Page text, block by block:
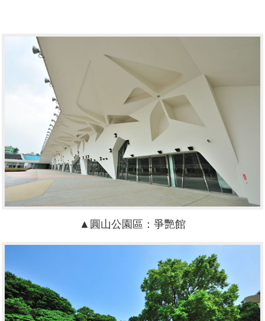
▲圓山公園區：爭艷館